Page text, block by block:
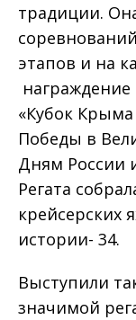
традиции.
этапов и на
«Кубок
Победы в
Дням России
Регата
крейсерских
истории- 34.
Выступили
значимой